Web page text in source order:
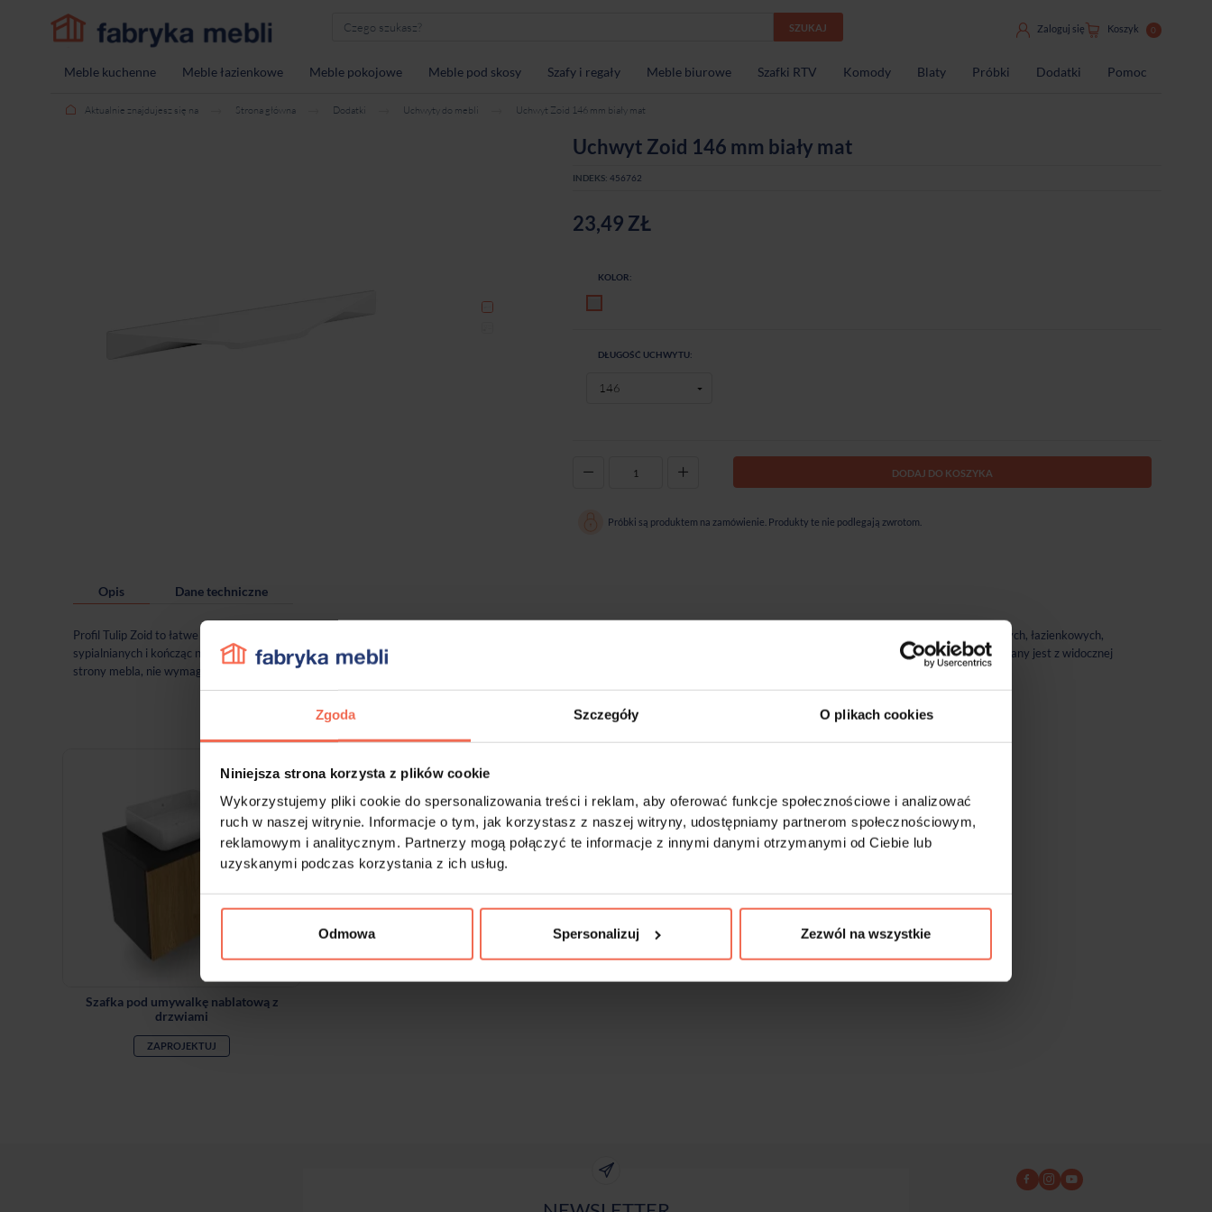
Zgoda Szczegóły O plikach cookies
Niniejsza strona korzysta z plików cookie
Wykorzystujemy pliki cookie do spersonalizowania treści i reklam, aby oferować funkcje społecznościowe i analizować
ruch w naszej witrynie. Informacje o tym, jak korzystasz z naszej witryny, udostępniamy partnerom społecznościowym,
reklamowym i analitycznym. Partnerzy mogą połączyć te informacje z innymi danymi otrzymanymi od Ciebie lub
uzyskanymi podczas korzystania z ich usług.
Odmowa Spersonalizuj Zezwól na wszystkie
SZUKAJ Zaloguj się Koszyk 0
Meble kuchenne Meble łazienkowe Meble pokojowe Meble pod skosy Szafy i regały Meble biurowe Szafki RTV Komody Blaty Próbki Dodatki Pomoc
Aktualnie znajdujesz się na Strona główna Dodatki Uchwyty do mebli Uchwyt Zoid 146 mm biały mat
Uchwyt Zoid 146 mm biały mat
INDEKS: 456762
23,49 ZŁ
KOLOR:
DŁUGOŚĆ UCHWYTU:
DODAJ DO KOSZYKA
Próbki są produktem na zamówienie. Produkty te nie podlegają zwrotom.
Opis Dane techniczne
Profil Tulip Zoid to łatwe i praktyczne rozwiązanie uchwytowe mebla. Jego prosty kształt przeznacza ją do zastosowania z jakimkolwiek rodzajem mebla, poczynając od mebli kuchennych, łazienkowych,
sypialnianych i kończąc na meblach biurowych. Dzięki szerokiej skali rozmiarów od 146 mm do 1196 mm można uchwyty zamontować do drzwiczek o różnej szerokości. Profil montowany jest z widocznej
strony mebla, nie wymaga frezowania. Profil Tulip Zoid ładnie wygląda z wyraźnymi strukturami drewna, uniwersalnymi dekorami lamina oraz z płytami akrylowymi w macie i połysku.
Klienci którzy zakupili ten produkt kupili również:
Szafka pod umywalkę nablatową z
drzwiami
ZAPROJEKTUJ